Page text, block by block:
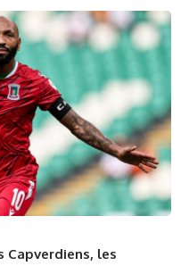
Capverdiens, les